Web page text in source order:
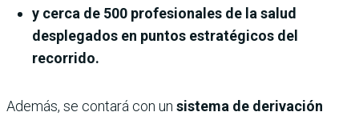
y cerca de 500 profesionales de la salud
desplegados en puntos estratégicos del
recorrido.
Además, se contará con un sistema de derivación